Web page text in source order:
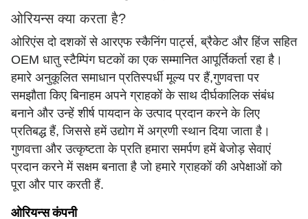
ओरियन्स क्या करता है?
ओरिएंस दो दशकों से आरएफ स्कैनिंग पार्ट्स, ब्रैकेट और हिंज सहित
OEM धातु स्टैम्पिंग घटकों का एक सम्मानित आपूर्तिकर्ता रहा है।
हमारे अनुकूलित समाधान प्रतिस्पर्धी मूल्य पर हैं,गुणवत्ता पर
समझौता किए बिनाहम अपने ग्राहकों के साथ दीर्घकालिक संबंध
बनाने और उन्हें शीर्ष पायदान के उत्पाद प्रदान करने के लिए
प्रतिबद्ध हैं, जिससे हमें उद्योग में अग्रणी स्थान दिया जाता है।
गुणवत्ता और उत्कृष्टता के प्रति हमारा समर्पण हमें बेजोड़ सेवाएं
प्रदान करने में सक्षम बनाता है जो हमारे ग्राहकों की अपेक्षाओं को
पूरा और पार करती हैं.
ओरियन्स कंपनी